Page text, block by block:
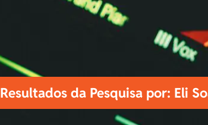
Resultados da Pesquisa por: Eli